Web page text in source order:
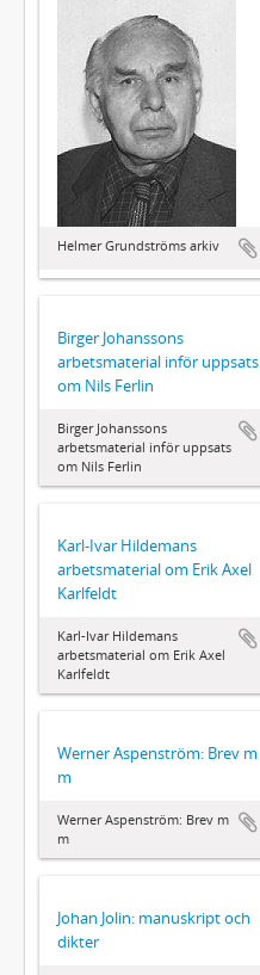
Helmer Grundströms arkiv
Birger Johanssons
arbetsmaterial inför uppsats
om Nils Ferlin
Birger Johanssons
arbetsmaterial inför uppsats
om Nils Ferlin
Karl-Ivar Hildemans
arbetsmaterial om Erik Axel
Karlfeldt
Karl-Ivar Hildemans
arbetsmaterial om Erik Axel
Karlfeldt
Werner Aspenström: Brev m
m
Werner Aspenström: Brev m
m
Johan Jolin: manuskript och
dikter